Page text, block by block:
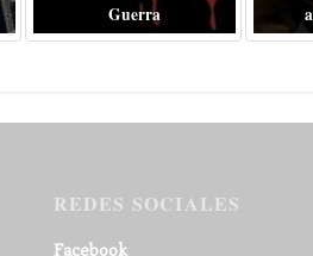
Guerra
REDES SOCIALES
Facebook